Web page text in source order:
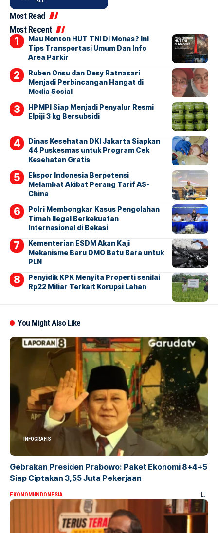
Most Read
Most Recent
Mau Nonton HUT TNI Di Monas? Ini
Tips Transportasi Umum Dan Info
Area Parkir
Ruben Onsu dan Desy Ratnasari
Menjadi Perbincangan Hangat di
Media Sosial
HPMPI Siap Menjadi Penyalur Resmi
Elpiji 3 kg Bersubsidi
Dinas Kesehatan DKI Jakarta Siapkan
44 Puskesmas untuk Program Cek
Kesehatan Gratis
Ekspor Indonesia Berpotensi
Melambat Akibat Perang Tarif AS-
China
Polri Membongkar Kasus Pengolahan
Timah Ilegal Berkekuatan
Internasional di Bekasi
Kementerian ESDM Akan Kaji
Mekanisme Baru DMO Batu Bara untuk
PLN
Penyidik KPK Menyita Properti senilai
Rp22 Miliar Terkait Korupsi Lahan
You Might Also Like
INFOGRAFIS
Gebrakan Presiden Prabowo: Paket Ekonomi 8+4+5
Siap Ciptakan 3,55 Juta Pekerjaan
EKONOMIINDONESIA